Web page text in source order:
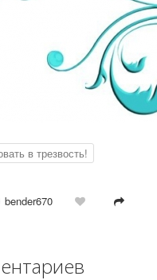
в трезвость!
bender670